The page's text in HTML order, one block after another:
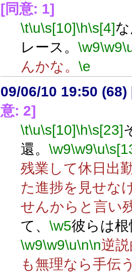
[同意: 1]
\t\u\s[10]\h\s[4]
レース。 \w9\w9
んかな。 \e
09/06/10 19:50 (68)
意: 2]
\t\u\s[10]\h\s[23]
還。 \w9\w9\u
残業して休日出
た進捗を見せな
せんからと言い
て、 \w5彼らは
\w9\w9\u\n\n逆
も無理なら手伝